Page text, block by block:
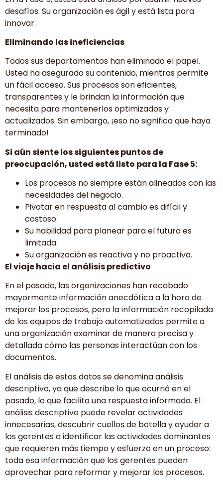
desafíos. Su organización es ágil y está lista para
innovar.
Eliminando las ineficiencias
Todos sus departamentos han eliminado el papel.
Usted ha asegurado su contenido, mientras permite
un fácil acceso. Sus procesos son eficientes,
transparentes y le brindan la información que
necesita para mantenerlos optimizados y
actualizados. Sin embargo, ¡eso no significa que haya
terminado!
Si aún siente los siguientes puntos de
preocupación, usted está listo para la Fase 5:
Los procesos no siempre están alineados con las
necesidades del negocio.
Pivotar en respuesta al cambio es difícil y
costoso.
Su habilidad para planear para el futuro es
limitada.
Su organización es reactiva y no proactiva.
El viaje hacia el análisis predictivo
En el pasado, las organizaciones han recabado
mayormente información anecdótica a la hora de
mejorar los procesos, pero la información recopilada
de los equipos de trabajo automatizados permite a
una organización examinar de manera precisa y
detallada cómo las personas interactúan con los
documentos.
El análisis de estos datos se denomina análisis
descriptivo, ya que describe lo que ocurrió en el
pasado, lo que facilita una respuesta informada. El
análisis descriptivo puede revelar actividades
innecesarias, descubrir cuellos de botella y ayudar a
los gerentes a identificar las actividades dominantes
que requieren más tiempo y esfuerzo en un proceso:
toda esa información que los gerentes pueden
aprovechar para reformar y mejorar los procesos.